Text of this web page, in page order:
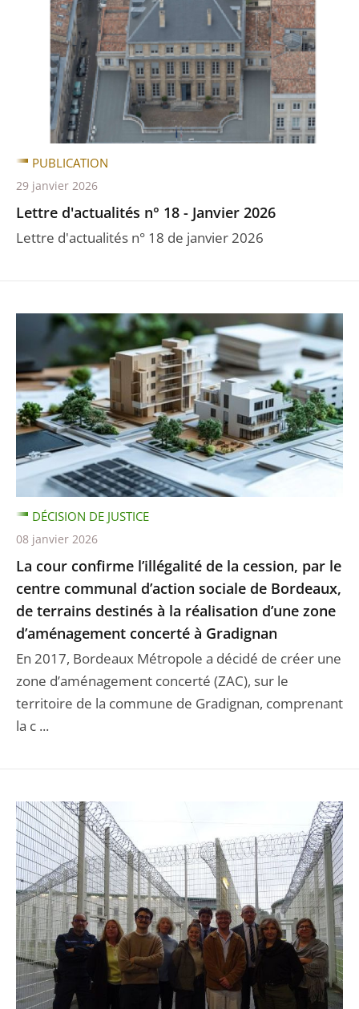
Lettre d'actualités n° 18 - Janvier 2026
Lettre d'actualités n° 18 de janvier 2026
PUBLICATION
29 janvier 2026
La cour confirme l’illégalité de la cession, par le
centre communal d’action sociale de Bordeaux,
de terrains destinés à la réalisation d’une zone
d’aménagement concerté à Gradignan
En 2017, Bordeaux Métropole a décidé de créer une
zone d’aménagement concerté (ZAC), sur le
territoire de la commune de Gradignan, comprenant
la c ...
DÉCISION DE JUSTICE
08 janvier 2026